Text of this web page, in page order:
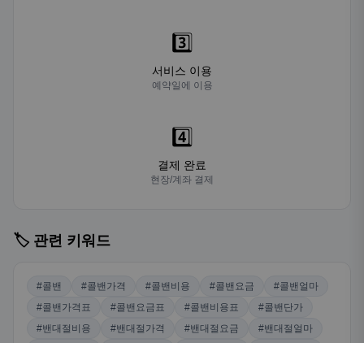
3️⃣
서비스 이용
예약일에 이용
4️⃣
결제 완료
현장/계좌 결제
🏷️ 관련 키워드
#콜밴 #콜밴가격 #콜밴비용 #콜밴요금
#콜밴얼마
#콜밴가격표
#콜밴요금표 #콜밴비용표
#콜밴단가
#밴대절비용
#밴대절가격 #밴대절요금
#밴대절얼마